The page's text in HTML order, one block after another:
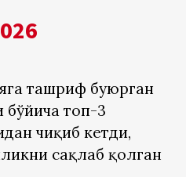
ташриф буюрган
топ-3
чиқиб кетди,
сақлаб қолган